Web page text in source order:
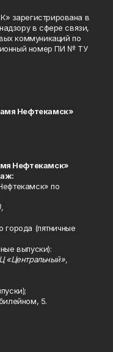
зарегистрирована в
в сфере связи,
коммуникаций по
номер ПИ № ТУ
Нефтекамск»
Нефтекамск»
по
города (пятничные
выпуски):
«Центральный»,
5.